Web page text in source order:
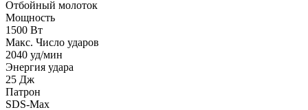
Отбойный молоток
Мощность
1500 Вт
Макс. Число ударов
2040 уд/мин
Энергия удара
25 Дж
Патрон
SDS-Max